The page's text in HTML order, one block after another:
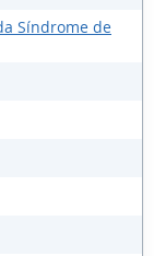
Síndrome de